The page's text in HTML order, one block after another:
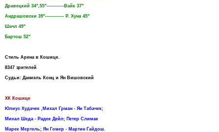
Дравецкий 34",55"------------Вайк 37"
Андрашовски 39"------------- Р. Хуна 45"
Шачл 49"
Бартош 52"
Стиль Арена в Кошице.
8347 зрителей
Судьи: Даниэль Конц и Ян Вишовский
ХК Кошице
Юлиус Худачек ,Михал Грман - Ян Табачек;
Михал Шеда - Радек Дейл; Петер Слимак
Марек Мертель; Ян Гомер - Мартин Гайдош.